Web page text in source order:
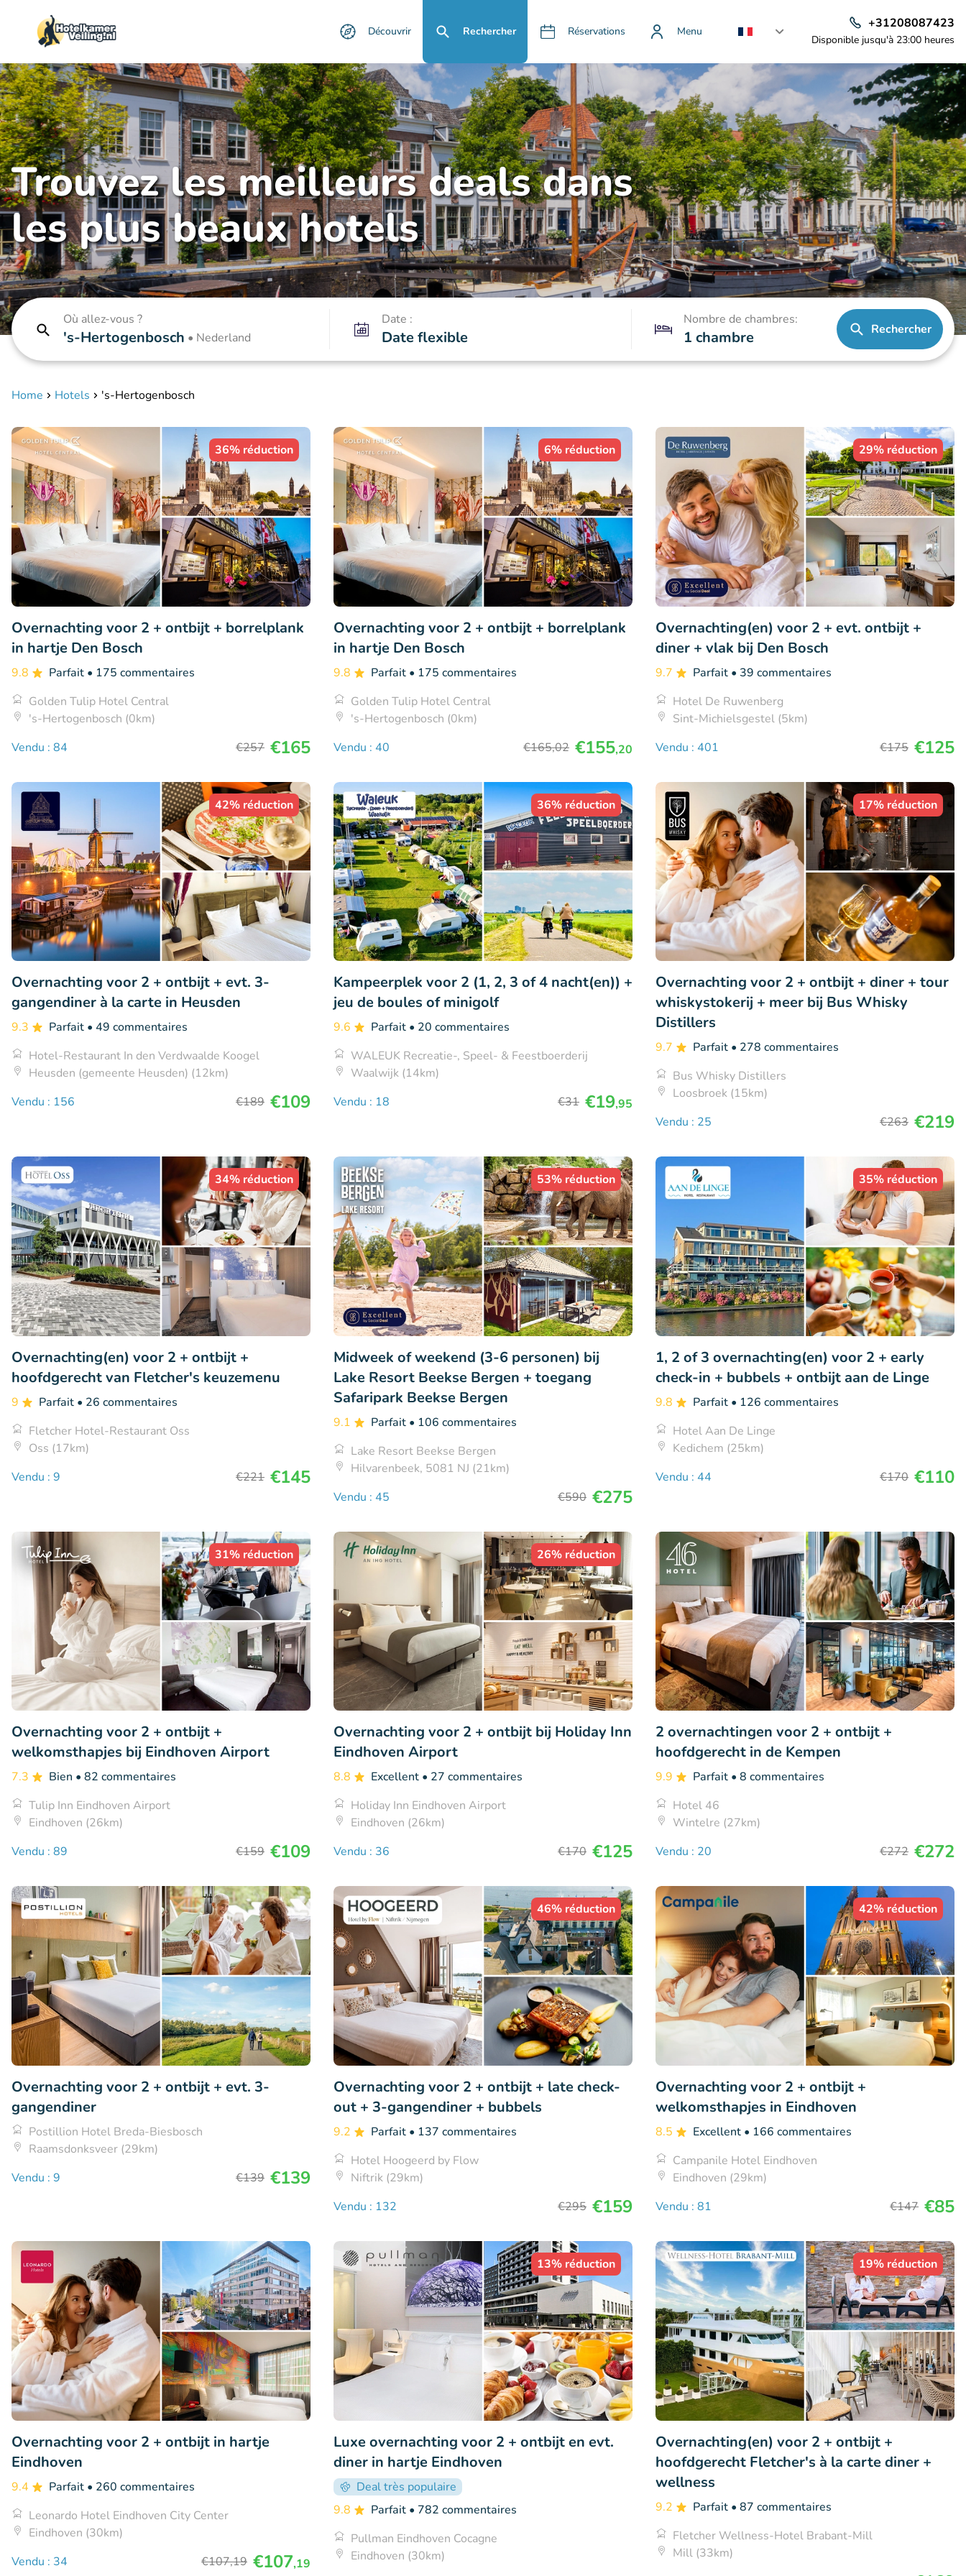
Découvrir Rechercher Réservations Menu
+31208087423
Disponible jusqu'à 23:00 heures
Trouvez les meilleurs deals dans
les plus beaux hotels
Où allez-vous ?
's-Hertogenbosch • Nederland
Date :
Date flexible
Nombre de chambres:
1 chambre Rechercher
Home Hotels 's-Hertogenbosch
36% réduction
Overnachting voor 2 + ontbijt + borrelplank
in hartje Den Bosch
9.8 Parfait • 175 commentaires
Golden Tulip Hotel Central
's-Hertogenbosch (0km)
Vendu : 84
€257 €165
6% réduction
Overnachting voor 2 + ontbijt + borrelplank
in hartje Den Bosch
9.8 Parfait • 175 commentaires
Golden Tulip Hotel Central
's-Hertogenbosch (0km)
Vendu : 40
€165,02 €155,20
29% réduction
Overnachting(en) voor 2 + evt. ontbijt +
diner + vlak bij Den Bosch
9.7 Parfait • 39 commentaires
Hotel De Ruwenberg
Sint-Michielsgestel (5km)
Vendu : 401
€175 €125
42% réduction
Overnachting voor 2 + ontbijt + evt. 3-
gangendiner à la carte in Heusden
9.3 Parfait • 49 commentaires
Hotel-Restaurant In den Verdwaalde Koogel
Heusden (gemeente Heusden) (12km)
Vendu : 156
€189 €109
36% réduction
Kampeerplek voor 2 (1, 2, 3 of 4 nacht(en)) +
jeu de boules of minigolf
9.6 Parfait • 20 commentaires
WALEUK Recreatie-, Speel- & Feestboerderij
Waalwijk (14km)
Vendu : 18
€31 €19,95
17% réduction
Overnachting voor 2 + ontbijt + diner + tour
whiskystokerij + meer bij Bus Whisky
Distillers
9.7 Parfait • 278 commentaires
Bus Whisky Distillers
Loosbroek (15km)
Vendu : 25
€263 €219
34% réduction
Overnachting(en) voor 2 + ontbijt +
hoofdgerecht van Fletcher's keuzemenu
9 Parfait • 26 commentaires
Fletcher Hotel-Restaurant Oss
Oss (17km)
Vendu : 9
€221 €145
53% réduction
Midweek of weekend (3-6 personen) bij
Lake Resort Beekse Bergen + toegang
Safaripark Beekse Bergen
9.1 Parfait • 106 commentaires
Lake Resort Beekse Bergen
Hilvarenbeek, 5081 NJ (21km)
Vendu : 45
€590 €275
35% réduction
1, 2 of 3 overnachting(en) voor 2 + early
check-in + bubbels + ontbijt aan de Linge
9.8 Parfait • 126 commentaires
Hotel Aan De Linge
Kedichem (25km)
Vendu : 44
€170 €110
31% réduction
Overnachting voor 2 + ontbijt +
welkomsthapjes bij Eindhoven Airport
7.3 Bien • 82 commentaires
Tulip Inn Eindhoven Airport
Eindhoven (26km)
Vendu : 89
€159 €109
26% réduction
Overnachting voor 2 + ontbijt bij Holiday Inn
Eindhoven Airport
8.8 Excellent • 27 commentaires
Holiday Inn Eindhoven Airport
Eindhoven (26km)
Vendu : 36
€170 €125
2 overnachtingen voor 2 + ontbijt +
hoofdgerecht in de Kempen
9.9 Parfait • 8 commentaires
Hotel 46
Wintelre (27km)
Vendu : 20
€272 €272
Overnachting voor 2 + ontbijt + evt. 3-
gangendiner
Postillion Hotel Breda-Biesbosch
Raamsdonksveer (29km)
Vendu : 9
€139 €139
46% réduction
Overnachting voor 2 + ontbijt + late check-
out + 3-gangendiner + bubbels
9.2 Parfait • 137 commentaires
Hotel Hoogeerd by Flow
Niftrik (29km)
Vendu : 132
€295 €159
42% réduction
Overnachting voor 2 + ontbijt +
welkomsthapjes in Eindhoven
8.5 Excellent • 166 commentaires
Campanile Hotel Eindhoven
Eindhoven (29km)
Vendu : 81
€147 €85
Overnachting voor 2 + ontbijt in hartje
Eindhoven
9.4 Parfait • 260 commentaires
Leonardo Hotel Eindhoven City Center
Eindhoven (30km)
Vendu : 34
€107,19 €107,19
13% réduction
Luxe overnachting voor 2 + ontbijt en evt.
diner in hartje Eindhoven
Deal très populaire
9.8
Parfait • 782 commentaires
Pullman Eindhoven Cocagne
Eindhoven (30km)
19% réduction
Overnachting(en) voor 2 + ontbijt +
hoofdgerecht Fletcher's à la carte diner +
wellness
9.2 Parfait • 87 commentaires
Fletcher Wellness-Hotel Brabant-Mill
Mill (33km)